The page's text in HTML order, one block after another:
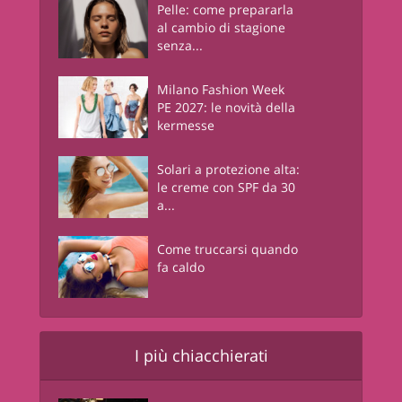
Pelle: come prepararla
al cambio di stagione
senza...
Milano Fashion Week
PE 2027: le novità della
kermesse
Solari a protezione alta:
le creme con SPF da 30
a...
Come truccarsi quando
fa caldo
I più chiacchierati